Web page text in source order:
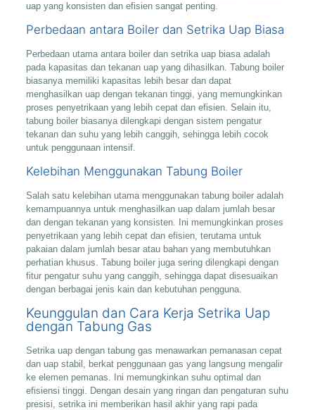
uap yang konsisten dan efisien sangat penting.
Perbedaan antara Boiler dan Setrika Uap Biasa
Perbedaan utama antara boiler dan setrika uap biasa adalah
pada kapasitas dan tekanan uap yang dihasilkan. Tabung boiler
biasanya memiliki kapasitas lebih besar dan dapat
menghasilkan uap dengan tekanan tinggi, yang memungkinkan
proses penyetrikaan yang lebih cepat dan efisien. Selain itu,
tabung boiler biasanya dilengkapi dengan sistem pengatur
tekanan dan suhu yang lebih canggih, sehingga lebih cocok
untuk penggunaan intensif.
Kelebihan Menggunakan Tabung Boiler
Salah satu kelebihan utama menggunakan tabung boiler adalah
kemampuannya untuk menghasilkan uap dalam jumlah besar
dan dengan tekanan yang konsisten. Ini memungkinkan proses
penyetrikaan yang lebih cepat dan efisien, terutama untuk
pakaian dalam jumlah besar atau bahan yang membutuhkan
perhatian khusus. Tabung boiler juga sering dilengkapi dengan
fitur pengatur suhu yang canggih, sehingga dapat disesuaikan
dengan berbagai jenis kain dan kebutuhan pengguna.
Keunggulan dan Cara Kerja Setrika Uap
dengan Tabung Gas
Setrika uap dengan tabung gas menawarkan pemanasan cepat
dan uap stabil, berkat penggunaan gas yang langsung mengalir
ke elemen pemanas. Ini memungkinkan suhu optimal dan
efisiensi tinggi. Dengan desain yang ringan dan pengaturan suhu
presisi, setrika ini memberikan hasil akhir yang rapi pada